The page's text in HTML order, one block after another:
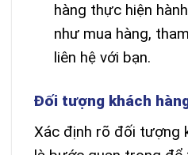
hàng thực hiện
như mua hàng,
liên hệ với bạn.
Đối tượng khách
Xác định rõ đối tượng